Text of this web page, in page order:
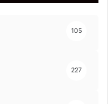
105
227